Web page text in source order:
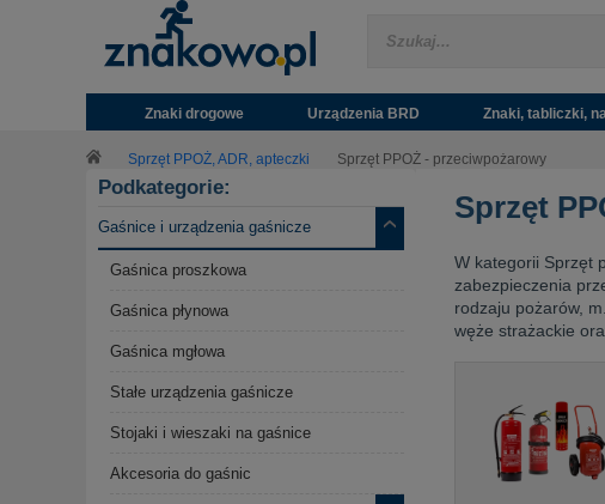
Znaki drogowe Urządzenia BRD Znaki, tabliczki,
Sprzęt PPOŻ, ADR, apteczki Sprzęt PPOŻ - przeciwpożarowy
Podkategorie:
Gaśnice i urządzenia gaśnicze
Gaśnica proszkowa
Gaśnica płynowa
Gaśnica mgłowa
Stałe urządzenia gaśnicze
Stojaki i wieszaki na gaśnice
Akcesoria do gaśnic
Sprzęt
W kategorii Sprzęt
zabezpieczenia
rodzaju pożarów,
węże strażackie